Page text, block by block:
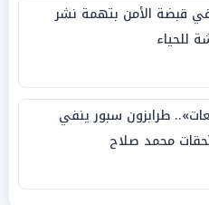
قبضة الأمن بتهمة نشر
للحياء
طرابزون سبور ينفي
محمد صلاح